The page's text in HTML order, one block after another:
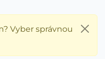
Vyber správnou